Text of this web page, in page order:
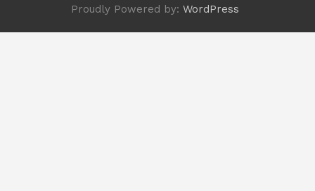
Proudly Powered by: WordPress